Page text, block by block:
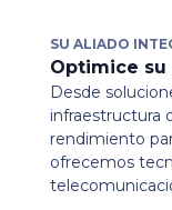
SU ALIADO
Optimice su
Desde
infraestructura
rendimiento
ofrecemos